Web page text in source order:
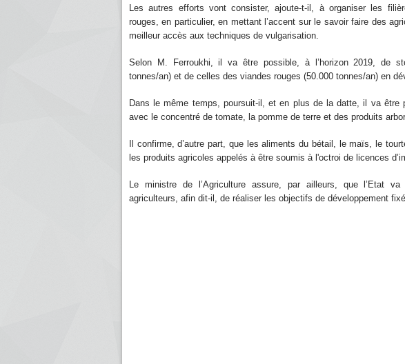
Les autres efforts vont consister, ajoute-t-il, à organiser les
rouges, en particulier, en mettant l’accent sur le savoir faire des
meilleur accès aux techniques de vulgarisation.
Selon M. Ferroukhi, il va être possible, à l’horizon 2019, de
tonnes/an) et de celles des viandes rouges (50.000 tonnes/an) en
Dans le même temps, poursuit-il, et en plus de la datte, il va être
avec le concentré de tomate, la pomme de terre et des produits
Il confirme, d’autre part, que les aliments du bétail, le maïs, le
les produits agricoles appelés à être soumis à l'octroi de licences
Le ministre de l’Agriculture assure, par ailleurs, que l’Etat
agriculteurs, afin dit-il, de réaliser les objectifs de développement